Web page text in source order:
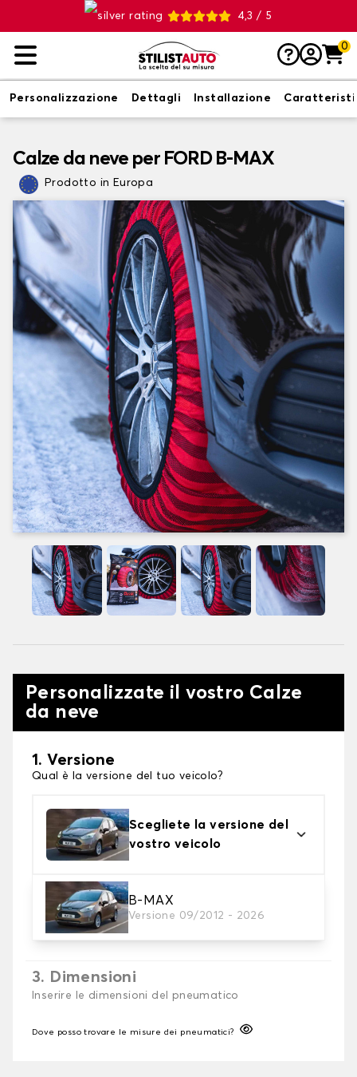
4,3 / 5
0
Personalizzazione Dettagli Installazione
Calze da neve per FORD B-MAX
Prodotto in Europa
Personalizzate il vostro Calze
da neve
1. Versione
Qual è la versione del tuo veicolo?
Scegliete la versione del
vostro veicolo
B-MAX
Versione 09/2012 - 2026
2. Finitura a calza
Scegli le calze da neve adatte alle tue necessità
3. Dimensioni
Inserire le dimensioni del pneumatico
Dove posso trovare le misure dei pneumatici?